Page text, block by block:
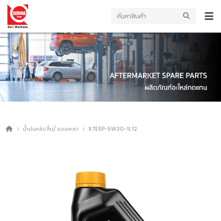
น้ำมันหล่อลื่น/ ของเหลว XTESP-5W30-1L12